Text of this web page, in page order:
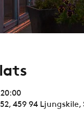
459 94 Ljungskile,